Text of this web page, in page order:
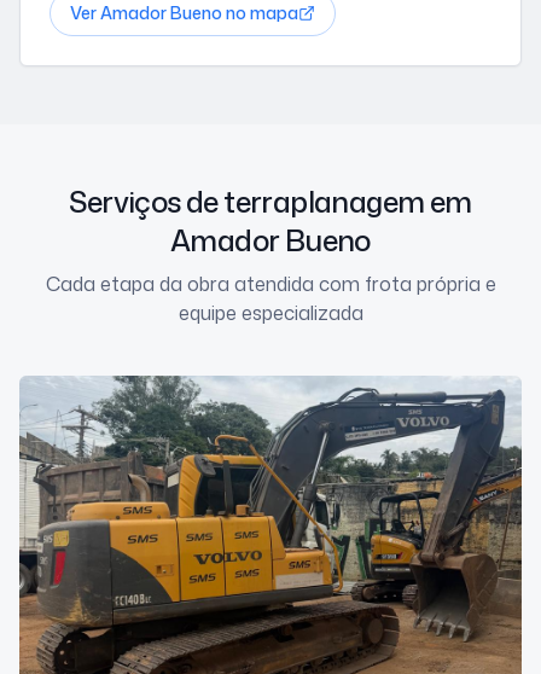
VerAmador Bueno no mapa
Serviços de terraplanagem em
Amador Bueno
Cada etapa da obra atendida com frota própria e
equipe especializada